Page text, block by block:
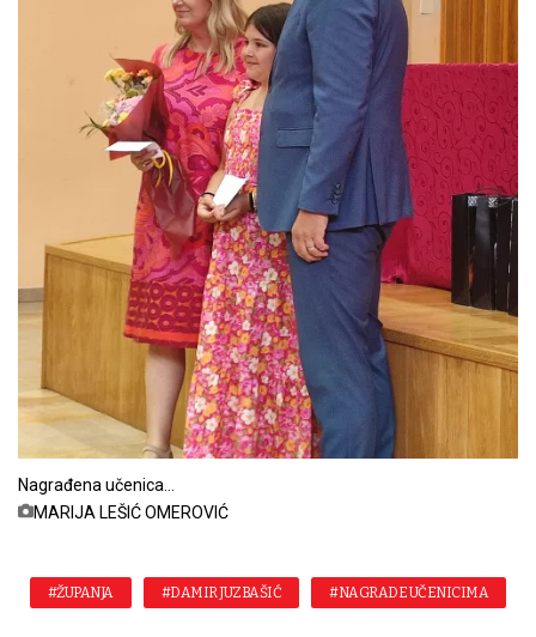
Nagrađena učenica
foto:MARIJA LEŠIĆ OMEROVIĆ
#ŽUPANJA #DAMIR JUZBAŠIĆ #NAGRADE UČENICIMA